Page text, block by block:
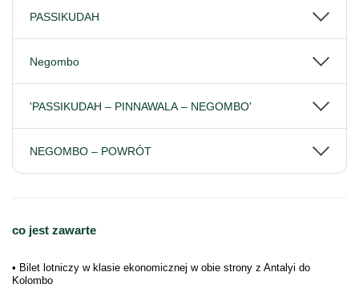
PASSIKUDAH
Negombo
'PASSIKUDAH – PINNAWALA – NEGOMBO'
NEGOMBO – POWRÓT
co jest zawarte
• Bilet lotniczy w klasie ekonomicznej w obie strony z Antalyi do
Kolombo